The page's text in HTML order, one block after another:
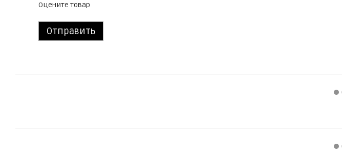
Оцените товар
Отправить